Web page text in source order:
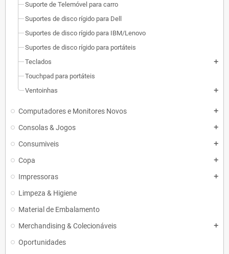
Suporte de Telemóvel para carro
Suportes de disco rígido para Dell
Suportes de disco rígido para IBM/Lenovo
Suportes de disco rígido para portáteis
Teclados
add
Touchpad para portáteis
Ventoinhas
add
Computadores e Monitores Novos add
Consolas & Jogos add
Consumiveis add
Copa add
Impressoras add
Limpeza & Higiene
Material de Embalamento
Merchandising & Colecionáveis
add
Oportunidades